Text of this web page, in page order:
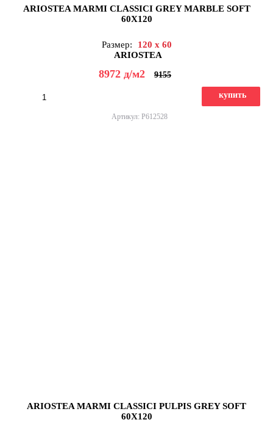
ARIOSTEA MARMI CLASSICI GREY MARBLE SOFT
60X120
Размер:
120 x 60
ARIOSTEA
8972 д/м2 9155
купить
Артикул: P612528
ARIOSTEA MARMI CLASSICI PULPIS GREY SOFT
60X120